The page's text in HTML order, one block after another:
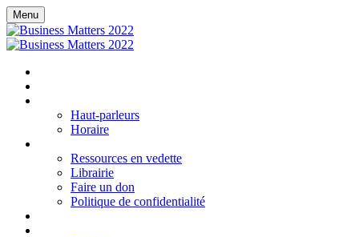
Menu
Haut-parleurs
Horaire
Ressources en vedette
Librairie
Faire un don
Politique de confidentialité